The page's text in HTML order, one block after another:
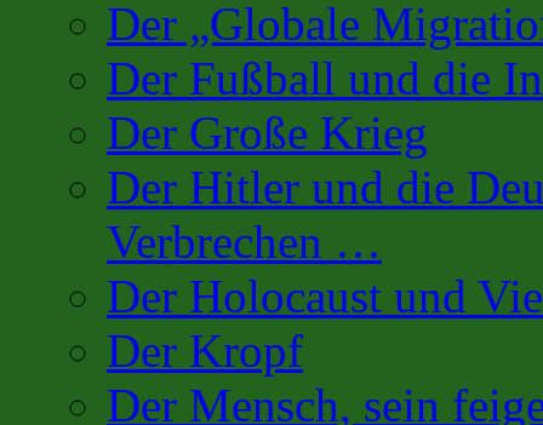
Der „Globale
Der Fußball und die
Der Große Krieg
Der Hitler und die
Verbrechen …
Der Holocaust und
Der Kropf
Der Mensch, sein